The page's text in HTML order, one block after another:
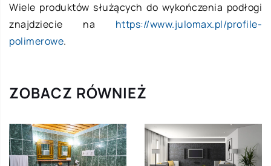
Wiele produktów służących do wykończenia podłogi
znajdziecie na https://www.julomax.pl/profile-
polimerowe.
ZOBACZ RÓWNIEŻ